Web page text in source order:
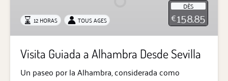
Sevilla
DÈS
€158.85
12 HORAS TOUS AGES
Visita Guiada a Alhambra Desde Sevilla
Un paseo por la Alhambra, considerada como